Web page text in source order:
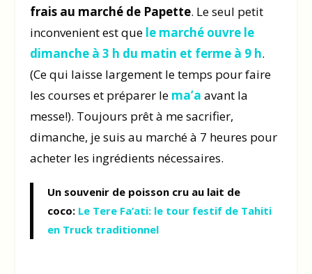
frais au marché de Papette. Le seul petit
inconvenient est que le marché ouvre le
dimanche à 3 h du matin et ferme à 9 h.
(Ce qui laisse largement le temps pour faire
les courses et préparer le ma’a avant la
messe!). Toujours prêt à me sacrifier,
dimanche, je suis au marché à 7 heures pour
acheter les ingrédients nécessaires.
Un souvenir de poisson cru au lait de
coco: Le Tere Fa’ati: le tour festif de Tahiti
en Truck traditionnel